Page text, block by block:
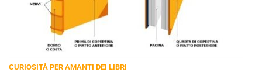
CURIOSITÀ PER AMANTI DEI LIBRI